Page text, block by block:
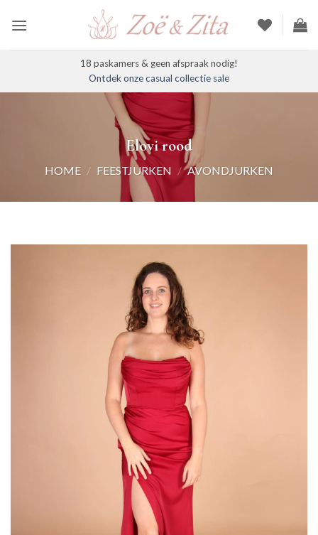
naar
18 paskamers & geen afspraak nodig!
Ontdek onze casual collectie sale
Elovi rood
HOME / FEESTJURKEN / AVONDJURKEN